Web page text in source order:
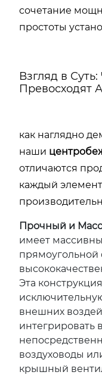
сочетание
простоты
Взгляд в
Превосходят
как наглядно
наши
отличаются
каждый
Прочный и
имеет
Эта
внешних
интегрировать
воздуховоды
крышный